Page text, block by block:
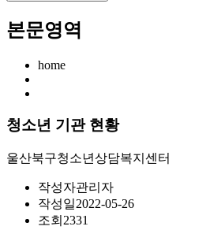
본문영역
home
청소년 기관 현황
울산북구청소년상담복지센터
작성자관리자
작성일2022-05-26
조회 2331